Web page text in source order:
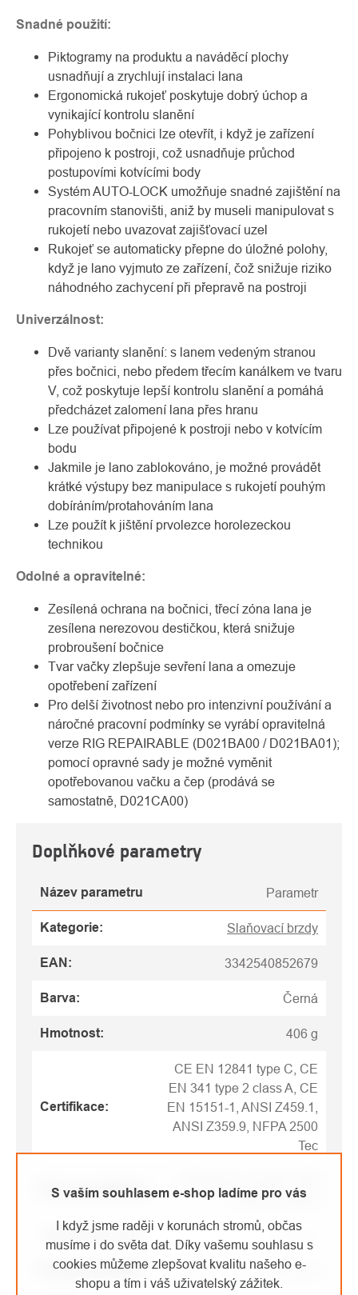
S vaším souhlasem e-shop ladíme pro vás
I když jsme raději v korunách stromů, občas
musíme i do světa dat. Díky vašemu souhlasu s
cookies můžeme zlepšovat kvalitu našeho e-
shopu a tím i váš uživatelský zážitek.
Snadné použití:
Piktogramy na produktu a naváděcí plochy
usnadňují a zrychlují instalaci lana
Ergonomická rukojeť poskytuje dobrý úchop a
vynikající kontrolu slanění
Pohyblivou bočnici lze otevřít, i když je zařízení
připojeno k postroji, což usnadňuje průchod
postupovími kotvícími body
Systém AUTO-LOCK umožňuje snadné zajištění na
pracovním stanovišti, aniž by museli manipulovat s
rukojetí nebo uvazovat zajišťovací uzel
Rukojeť se automaticky přepne do úložné polohy,
když je lano vyjmuto ze zařízení, čož snižuje riziko
náhodného zachycení při přepravě na postroji
Univerzálnost:
Dvě varianty slanění: s lanem vedeným stranou
přes bočnici, nebo předem třecím kanálkem ve tvaru
V, což poskytuje lepší kontrolu slanění a pomáhá
předcházet zalomení lana přes hranu
Lze používat připojené k postroji nebo v kotvícím
bodu
Jakmile je lano zablokováno, je možné provádět
krátké výstupy bez manipulace s rukojetí pouhým
dobíráním/protahováním lana
Lze použít k jištění prvolezce horolezeckou
technikou
Odolné a opravitelné:
Zesílená ochrana na bočnici, třecí zóna lana je
zesílena nerezovou destičkou, která snižuje
probroušení bočnice
Tvar vačky zlepšuje sevření lana a omezuje
opotřebení zařízení
Pro delší životnost nebo pro intenzivní používání a
náročné pracovní podmínky se vyrábí opravitelná
verze RIG REPAIRABLE (D021BA00 / D021BA01);
pomocí opravné sady je možné vyměnit
opotřebovanou vačku a čep (prodává se
samostatně, D021CA00)
Doplňkové parametry
Název parametru Parametr
Kategorie: Slaňovací brzdy
EAN : 3342540852679
Barva: Černá
Hmotnost: 406 g
Certifikace:
CE EN 12841 type C, CE
EN 341 type 2 class A, CE
EN 15151-1, ANSI Z459.1,
ANSI Z359.9, NFPA 2500
Tec
Pracovní zatížení:
kg pro 2 osoby
Průměr lana max:
Průměr lana min: 9.5 mm